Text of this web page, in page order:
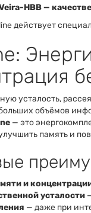
HBB —
действует
усталость,
объёмов
— это
память и
и
усталости
— даже при